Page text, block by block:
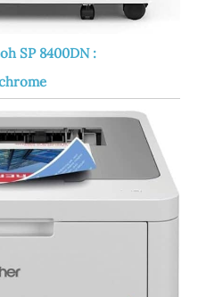
SP 8400DN :